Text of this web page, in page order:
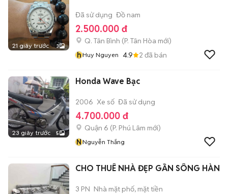
21 giây trước 3
Đã sử dụng Đồ nam
2.500.000 đ
Q. Tân Bình (P. Tân Hòa mới)
hHuy Nguyen 4.9 2 đã bán
23 giây trước 5
Honda Wave Bạc
2006 Xe số Đã sử dụng
4.700.000 đ
Quận 6 (P. Phú Lâm mới)
NNguyễn Thắng
CHO THUÊ NHÀ ĐẸP GẦN SÔNG HÀN
3 PN Nhà mặt phố, mặt tiền